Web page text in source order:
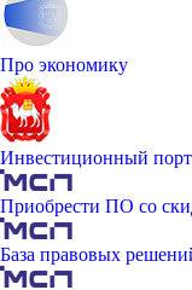
Про экономику
Инвестиционный
Приобрести ПО со
База правовых